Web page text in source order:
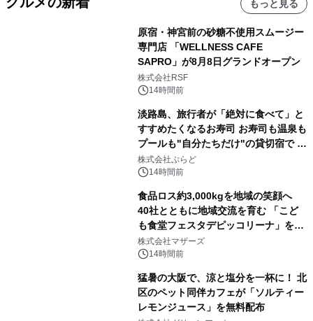
もっと見る
原宿・神宮前の砂糖不使用スムージー
専門店 「WELLNESS CAFE
SAPRO」が8月8日グランドオープン
株式会社RSF
14時間前
淡路島、旅行者が「絶対に食べて」と
すすめたくなるお寿司 お寿司も温泉も
プールも"自分たちだけ"の貸切宿で 1
日1組限定「岩屋温泉 絵島別庭 海と
森」の握り寿司プラン
株式会社ぷらど
14時間前
食品ロス約3,000kgを地域の笑顔へ
40社とともに地域交流を育む 「こど
も食堂フェスタデピッコリーナ」を9
月5日(土)開催
株式会社マザーズ
14時間前
猛暑の大阪で、涼と塩分を一杯に！ 北
区のペット同伴カフェが「ソルティー
レモンジュース」を無料配布